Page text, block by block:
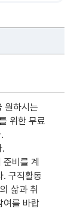
원하시는
위한 무료
.
비를 계
. 구직활동
삶과 취
여를 바랍